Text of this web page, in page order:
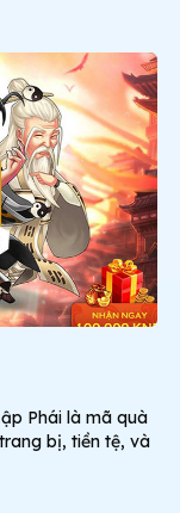
Phái là mã quà
bị, tiền tệ, và